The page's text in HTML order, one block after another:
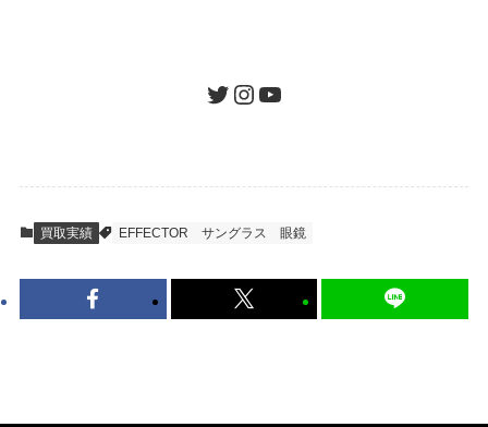
査定結果のご承認 / 入金
到着即日に査定いたします。買取金額にご納
得いただければ、最短即日の入金が可能で
ツイッターインスタグラムユーチューブ
買取実績 EFFECTOR サングラス 眼鏡